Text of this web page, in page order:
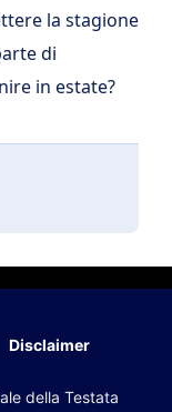
la stagione
di
in estate?
Disclaimer
della Testata